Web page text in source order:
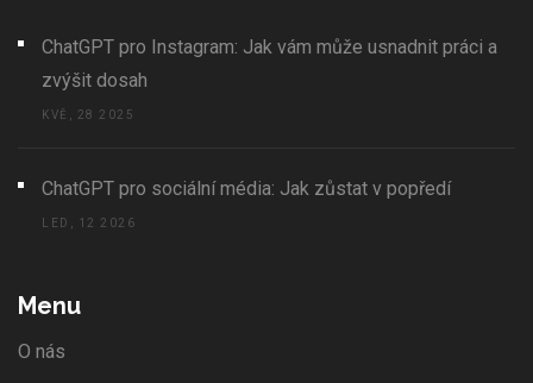
ChatGPT pro Instagram: Jak vám může usnadnit práci a
zvýšit dosah
KVĚ, 28 2025
ChatGPT pro sociální média: Jak zůstat v popředí
LED, 12 2026
Menu
O nás